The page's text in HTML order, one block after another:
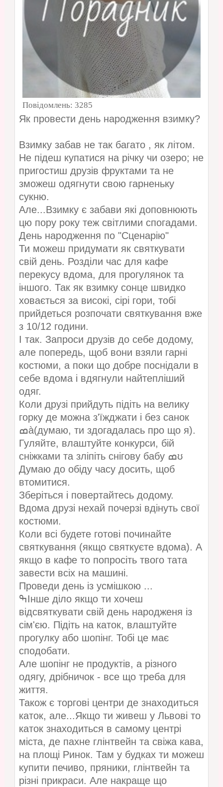
Повідомлень: 3285
Як провести день народження взимку?
Взимку забав не так багато , як літом.
Не підеш купатися на річку чи озеро; не
пригостиш друзів фруктами та не
зможеш одягнути свою гарненьку
сукню.
Але...Взимку є забави які доповнюють
цю пору року теж світлими спогадами.
День народження по "Сценарію"
Ти можеш придумати як святкувати
свій день. Розділи час для кафе
перекусу вдома, для прогулянок та
іншого. Так як взимку сонце швидко
ховається за високі, сірі гори, тобі
прийдеться розпочати святкування вже
з 10/12 години.
І так. Запроси друзів до себе додому,
але попередь, щоб вони взяли гарні
костюми, а поки що добре поснідали в
себе вдома і вдягнули найтепліший
одяг.
Коли друзі прийдуть підіть на велику
горку де можна з'їжджати і без санок
ߘà(думаю, ти здогадалась про що я).
Гуляйте, влаштуйте конкурси, бій
сніжками та зліпіть снігову бабу ߘʊ
Думаю до обіду часу досить, щоб
втомитися.
Зберіться і повертайтесь додому.
Вдома друзі нехай почерзі вдінуть свої
костюми.
Коли всі будете готові починайте
святкування (якщо святкуєте вдома). А
якщо в кафе то попросіть твого тата
завести всіх на машині.
Проведи день із усмішкою ...
ߒІнше діло якщо ти хочеш
відсвяткувати свій день народженя із
сім'єю. Підіть на каток, влаштуйте
прогулку або шопінг. Тобі це має
сподобати.
Але шопінг не продуктів, а різного
одягу, дрібничок - все що треба для
життя.
Також є торгові центри де знаходиться
каток, але...Якщо ти живеш у Львові то
каток знаходиться в самому центрі
міста, де пахне глінтвейн та свіжа кава,
на площі Ринок. Там у будках ти можеш
купити печиво, пряники, глінтвейн та
різні прикраси. Але накраще що